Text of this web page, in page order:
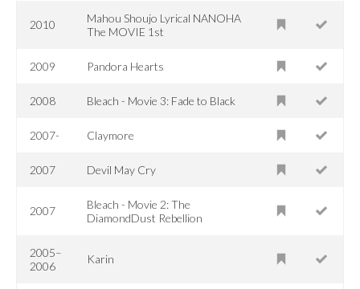
2010
Mahou Shoujo Lyrical NANOHA
The MOVIE 1st
2009 Pandora Hearts
2008 Bleach - Movie 3: Fade to Black
2007- Claymore
2007 Devil May Cry
2007
Bleach - Movie 2: The
DiamondDust Rebellion
2005–
2006
Karin